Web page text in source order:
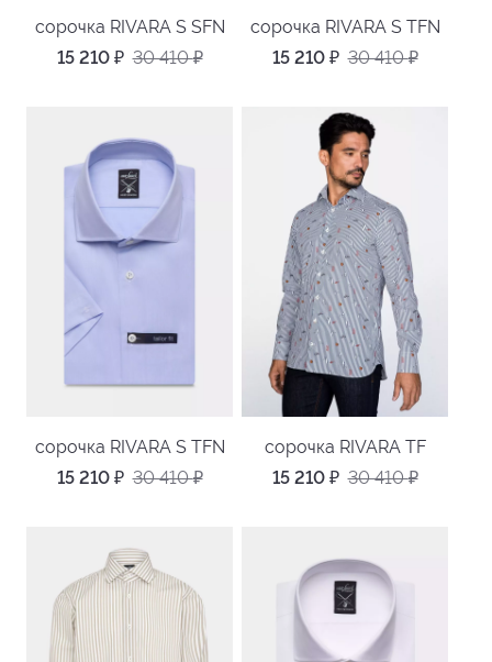
сорочка RIVARA S SFN
15 210 ₽ 30 410₽
сорочка RIVARA S TFN
15 210 ₽ 30 410₽
сорочка RIVARA S TFN
15 210 ₽ 30 410₽
сорочка RIVARA TF
15 210 ₽ 30 410₽